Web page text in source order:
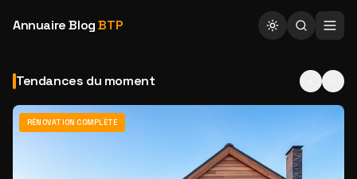
Annuaire BlogBTP
Tendances du moment
RÉNOVATION COMPLÈTE